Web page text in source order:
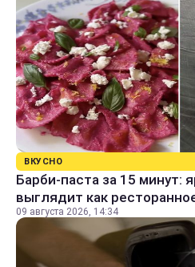
ВКУСНО
Барби-паста за 15 минут:
выглядит как
09 августа 2026, 14:34